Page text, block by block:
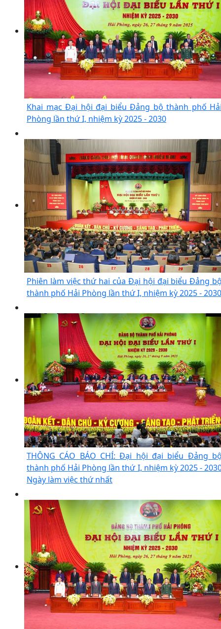
Khai mạc Đại hội đại biểu Đảng bộ thành phố
Phòng lần thứ I, nhiệm kỳ 2025 - 2030
Phiên làm việc thứ hai của Đại hội đại biểu Đảng
thành phố Hải Phòng lần thứ I, nhiệm kỳ 2025 - 2030
THÔNG CÁO BÁO CHÍ: Đại hội đại biểu Đảng
thành phố Hải Phòng lần thứ I, nhiệm kỳ 2025 -
Ngày làm việc thứ nhất